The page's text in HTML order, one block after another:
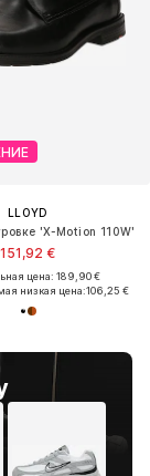
LLOYD
'X-Motion 110W'
151,92 €
цена: 189,90 €
низкая цена:106,25 €